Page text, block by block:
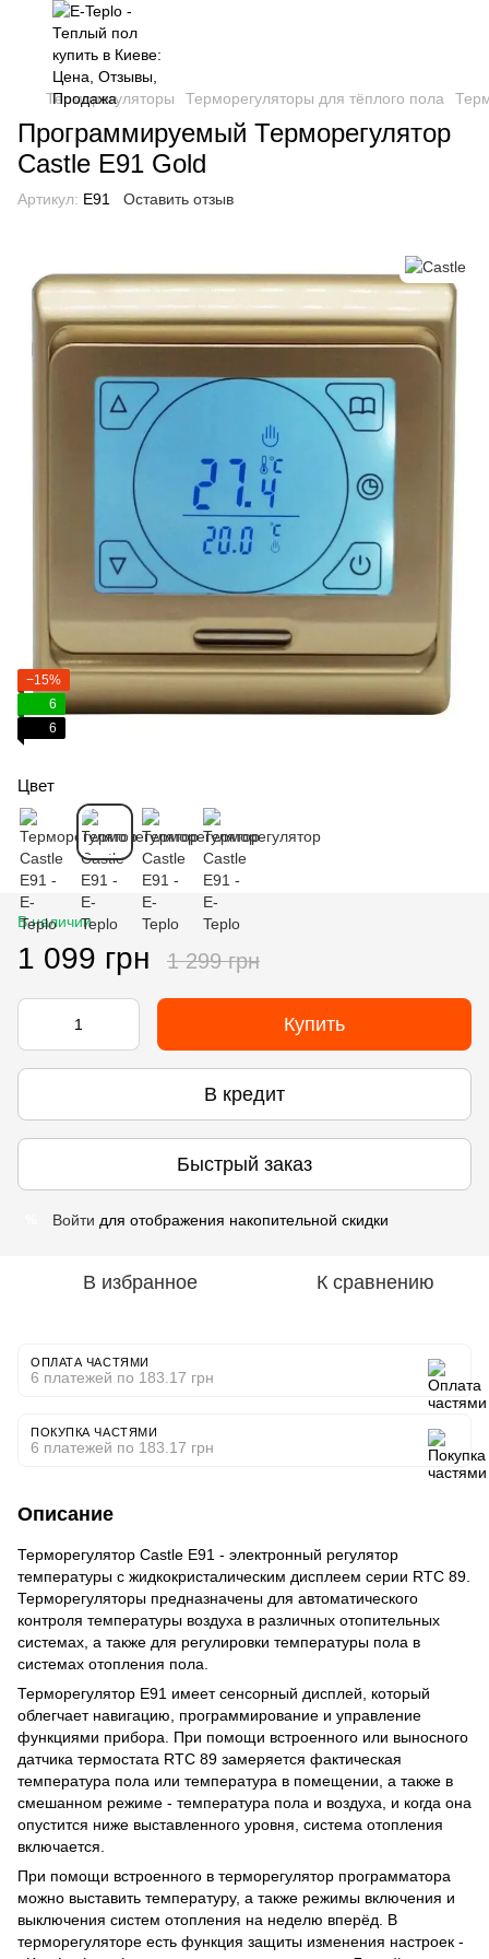
Терморегуляторы Терморегуляторы для тёплого пола
Программируемый Терморегулятор
Castle E91 Gold
Артикул: E91 Оставить отзыв
−15%
6
6
Цвет
В наличии
1 099 грн 1 299 грн
Купить
В кредит
Быстрый заказ
Войти для отображения накопительной скидки
В избранное К сравнению
ОПЛАТА ЧАСТЯМИ
6 платежей по 183.17 грн
ПОКУПКА ЧАСТЯМИ
6 платежей по 183.17 грн
Описание
Терморегулятор Castle E91 - электронный регулятор
температуры с жидкокристалическим дисплеем серии RTC 89.
Терморегуляторы предназначены для автоматического
контроля температуры воздуха в различных отопительных
системах, а также для регулировки температуры пола в
системах отопления пола.
Терморегулятор E91 имеет сенсорный дисплей, который
облегчает навигацию, программирование и управление
функциями прибора. При помощи встроенного или выносного
датчика термостата RTC 89 замеряется фактическая
температура пола или температура в помещении, а также в
смешанном режиме - температура пола и воздуха, и когда она
опустится ниже выставленного уровня, система отопления
включается.
При помощи встроенного в терморегулятор программатора
можно выставить температуру, а также режимы включения и
выключения систем отопления на неделю вперёд. В
терморегуляторе есть функция защиты изменения настроек -